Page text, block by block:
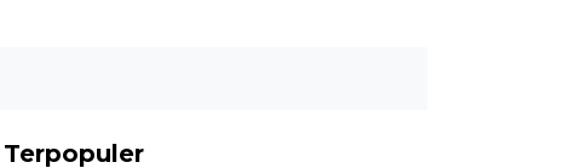
Terpopuler